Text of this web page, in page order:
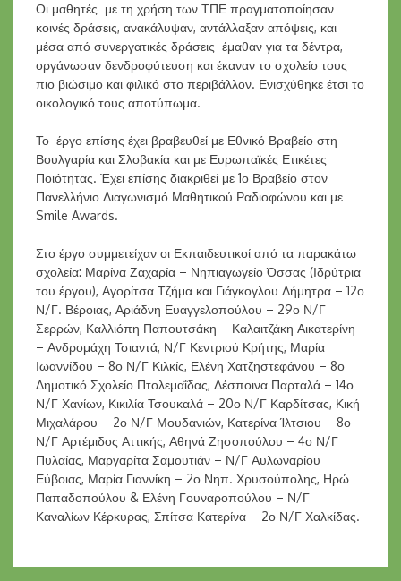
Οι μαθητές με τη χρήση των ΤΠΕ πραγματοποίησαν
κοινές δράσεις, ανακάλυψαν, αντάλλαξαν απόψεις, και
μέσα από συνεργατικές δράσεις έμαθαν για τα δέντρα,
οργάνωσαν δενδροφύτευση και έκαναν το σχολείο τους
πιο βιώσιμο και φιλικό στο περιβάλλον. Ενισχύθηκε έτσι το
οικολογικό τους αποτύπωμα.
Το έργο επίσης έχει βραβευθεί με Εθνικό Βραβείο στη
Βουλγαρία και Σλοβακία και με Ευρωπαϊκές Ετικέτες
Ποιότητας. Έχει επίσης διακριθεί με 1ο Βραβείο στον
Πανελλήνιο Διαγωνισμό Μαθητικού Ραδιοφώνου και με
Smile Awards.
Στο έργο συμμετείχαν οι Εκπαιδευτικοί από τα παρακάτω
σχολεία: Μαρίνα Ζαχαρία – Νηπιαγωγείο Όσσας (Ιδρύτρια
του έργου), Αγορίτσα Τζήμα και Γιάγκογλου Δήμητρα – 12ο
Ν/Γ. Βέροιας, Αριάδνη Ευαγγελοπούλου – 29ο Ν/Γ
Σερρών, Καλλιόπη Παπουτσάκη – Καλαιτζάκη Αικατερίνη
– Ανδρομάχη Τσιαντά, Ν/Γ Κεντριού Κρήτης, Μαρία
Ιωαννίδου – 8ο Ν/Γ Κιλκίς, Ελένη Χατζηστεφάνου – 8ο
Δημοτικό Σχολείο Πτολεμαΐδας, Δέσποινα Παρταλά – 14ο
Ν/Γ Χανίων, Κικιλία Τσουκαλά – 20ο Ν/Γ Καρδίτσας, Κική
Μιχαλάρου – 2ο Ν/Γ Μουδανιών, Κατερίνα Ίλτσιου – 8ο
Ν/Γ Αρτέμιδος Αττικής, Αθηνά Ζησοπούλου – 4ο Ν/Γ
Πυλαίας, Μαργαρίτα Σαμουτιάν – Ν/Γ Αυλωναρίου
Εύβοιας, Μαρία Γιαννίκη – 2ο Νηπ. Χρυσούπολης, Ηρώ
Παπαδοπούλου & Ελένη Γουναροπούλου – Ν/Γ
Καναλίων Κέρκυρας, Σπίτσα Κατερίνα – 2ο Ν/Γ Χαλκίδας.